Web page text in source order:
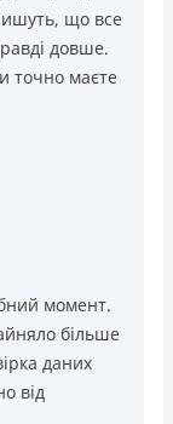
що все
довше.
точно маєте
момент.
більше
даних
від